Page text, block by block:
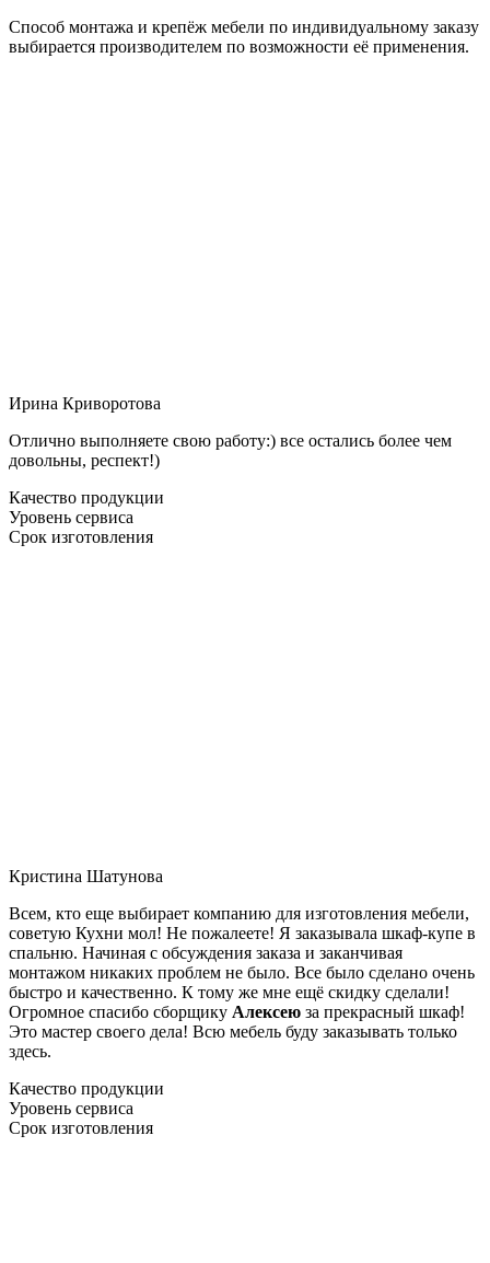
Способ монтажа и крепёж мебели по индивидуальному заказу
выбирается производителем по возможности её применения.
Ирина Криворотова
Отлично выполняете свою работу:) все остались более чем
довольны, респект!)
Качество продукции
Уровень сервиса
Срок изготовления
Кристина Шатунова
Всем, кто еще выбирает компанию для изготовления мебели,
советую Кухни мол! Не пожалеете! Я заказывала шкаф-купе в
спальню. Начиная с обсуждения заказа и заканчивая
монтажом никаких проблем не было. Все было сделано очень
быстро и качественно. К тому же мне ещё скидку сделали!
Огромное спасибо сборщику Алексею за прекрасный шкаф!
Это мастер своего дела! Всю мебель буду заказывать только
здесь.
Качество продукции
Уровень сервиса
Срок изготовления